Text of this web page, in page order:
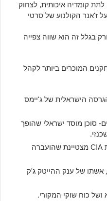
קומדיה איכותית, לצחוק
ז'אנר הקולנוע של סרטי
בגלל זה הוא שווה צפייה
המוכרים ביותר לקהל
הישראלית של ג'יימס
סוכן מוסד ישראלי שהופך
אפרת דור- לינדה האריס, סוכנת CIA מצטיינת שהועברה
אשתו של ענק ההייטק ג'ק
כוח שוקי המקורי.